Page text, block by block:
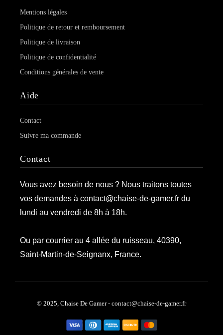
Mentions légales
Politique de retour et remboursement
Politique de livraison
Politique de confidentialité
Conditions générales de vente
Aide
Contact
Suivre ma commande
Contact
Vous avez besoin de nous ? Nous traitons toutes
vos demandes à contact@chaise-de-gamer.fr du
lundi au vendredi de 8h à 18h.
Ou par courrier au 4 allée du ruisseau, 40390,
Saint-Martin-de-Seignanx, France.
© 2025, Chaise De Gamer - contact@chaise-de-gamer.fr